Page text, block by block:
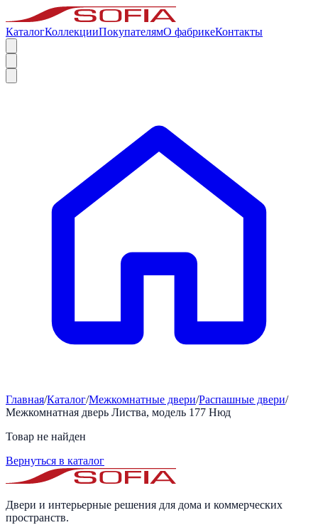
КаталогКоллекцииПокупателямО фабрикеКонтакты
Главная/Каталог/Межкомнатные двери/Распашные двери/
Межкомнатная дверь Листва, модель 177 Нюд
Товар не найден
Вернуться в каталог
Двери и интерьерные решения для дома и коммерческих
пространств.